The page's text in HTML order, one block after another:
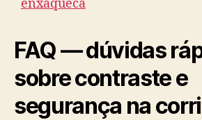
enxaqueca
FAQ — dúvidas
sobre contraste e
segurança na